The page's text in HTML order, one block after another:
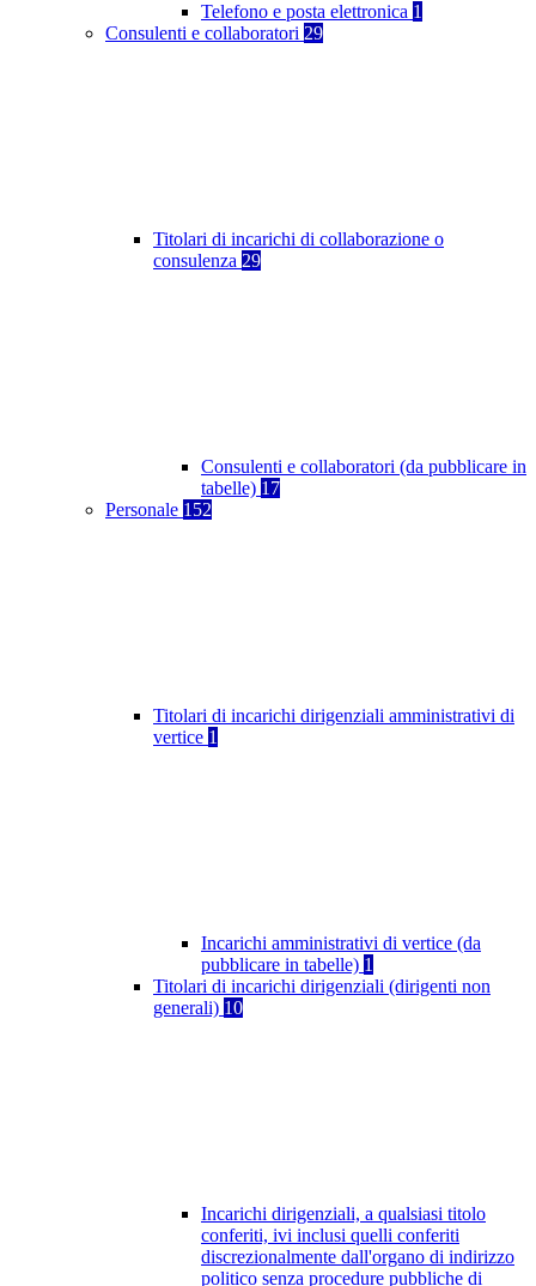
Telefono e posta elettronica 1
Consulenti e collaboratori 29
Titolari di incarichi di collaborazione o
consulenza 29
Consulenti e collaboratori (da pubblicare in
tabelle) 17
Personale 152
Titolari di incarichi dirigenziali amministrativi di
vertice 1
Incarichi amministrativi di vertice (da
pubblicare in tabelle) 1
Titolari di incarichi dirigenziali (dirigenti non
generali) 10
Incarichi dirigenziali, a qualsiasi titolo
conferiti, ivi inclusi quelli conferiti
discrezionalmente dall'organo di indirizzo
politico senza procedure pubbliche di